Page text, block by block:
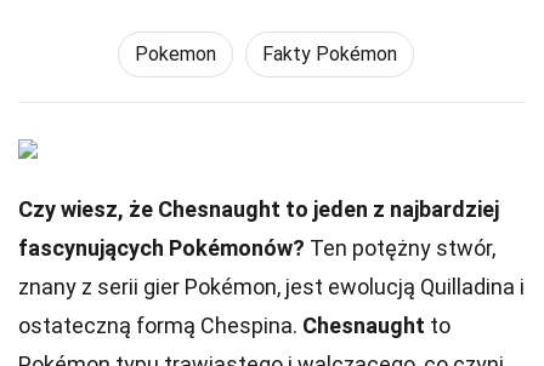
Pokemon Fakty Pokémon
Czy wiesz, że Chesnaught to jeden z najbardziej
fascynujących Pokémonów? Ten potężny stwór,
znany z serii gier Pokémon, jest ewolucją Quilladina i
ostateczną formą Chespina. Chesnaught to